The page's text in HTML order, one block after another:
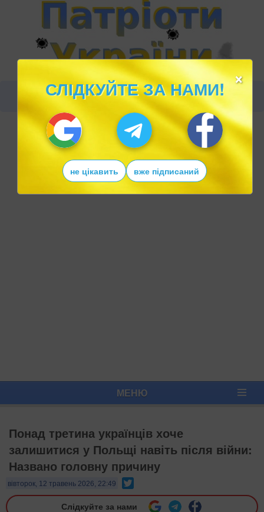
МЕНЮ
Понад третина українців хоче
залишитися у Польщі навіть після війни:
Названо головну причину
вівторок, 12 травень 2026, 22:49
Слідкуйте за нами
×
СЛІДКУЙТЕ ЗА НАМИ!
не цікавить вже підписаний